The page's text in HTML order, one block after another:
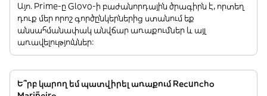
Այո. Prime-ը Glovo-ի բաժանորդային ծրագիրն է, որտեղ
դուք մեր որոշ գործընկերներից ստանում եք
անսահմանափակ անվճար առաքումներ և այլ
առավելություններ:
Ե՞րբ կարող եմ պատվիրել առաքում Recuncho